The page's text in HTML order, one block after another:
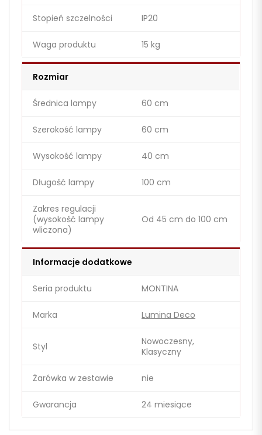
Stopień szczelności IP20
Waga produktu 15 kg
Rozmiar
Średnica lampy 60 cm
Szerokość lampy 60 cm
Wysokość lampy 40 cm
Długość lampy 100 cm
Zakres regulacji
(wysokość lampy
wliczona)
Od 45 cm do 100 cm
Informacje dodatkowe
Seria produktu MONTINA
Marka Lumina Deco
Styl
Nowoczesny,
Klasyczny
Żarówka w zestawie nie
Gwarancja 24 miesiące